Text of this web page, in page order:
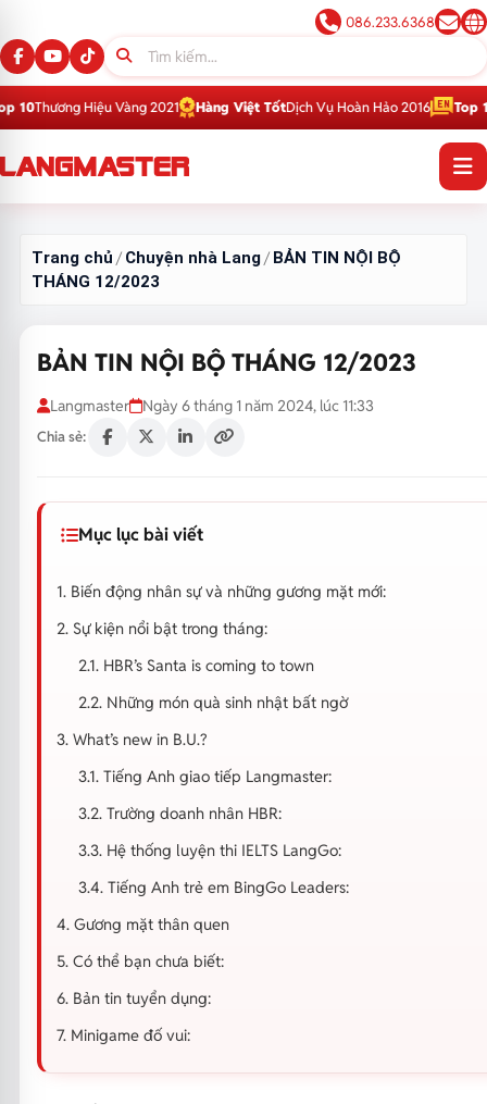
086.233.6368
2021 Hàng Việt TốtDịch Vụ Hoàn Hảo 2016 Top 1Thương Hiệu Giáo
Trang chủ /Chuyện nhà Lang/BẢN TIN NỘI BỘ
THÁNG 12/2023
BẢN TIN NỘI BỘ THÁNG 12/2023
Langmaster Ngày 6 tháng 1 năm 2024, lúc 11:33
Chia sẻ:
Mục lục bài viết
1. Biến động nhân sự và những gương mặt mới:
2. Sự kiện nổi bật trong tháng:
2.1. HBR’s Santa is coming to town
2.2. Những món quà sinh nhật bất ngờ
3. What’s new in B.U.?
3.1. Tiếng Anh giao tiếp Langmaster:
3.2. Trường doanh nhân HBR:
3.3. Hệ thống luyện thi IELTS LangGo:
3.4. Tiếng Anh trẻ em BingGo Leaders:
4. Gương mặt thân quen
5. Có thể bạn chưa biết:
6. Bản tin tuyển dụng:
7. Minigame đố vui: